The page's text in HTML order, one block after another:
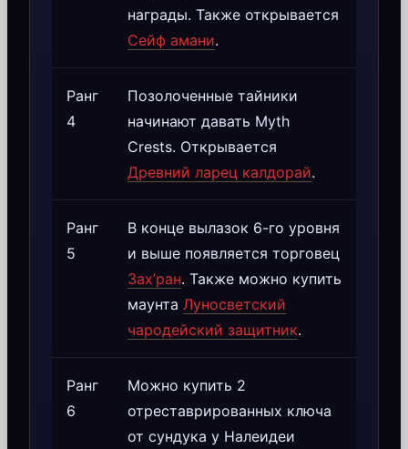
награды. Также открывается
Сейф амани.
Ранг
4
Позолоченные тайники
начинают давать Myth
Crests. Открывается
Древний ларец калдорай.
Ранг
5
В конце вылазок 6-го уровня
и выше появляется торговец
Зах’ран. Также можно купить
маунта Луносветский
чародейский защитник.
Ранг
6
Можно купить 2
отреставрированных ключа
от сундука у Налеидеи